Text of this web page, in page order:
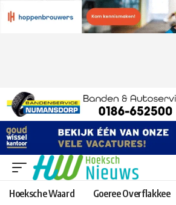
Hoeksche Waard Goeree Overflakkee